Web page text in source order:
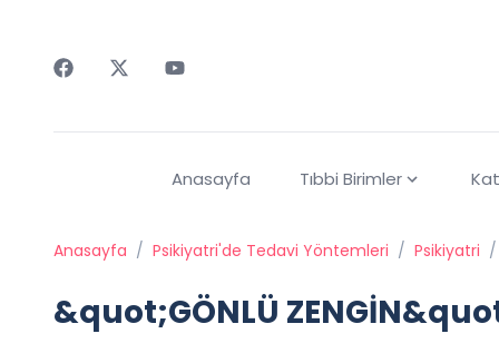
Anasayfa Tıbbi Birimler
Anasayfa / Psikiyatri'de Tedavi Yöntemleri / Psikiyatri /
&quot;GÖNLÜ